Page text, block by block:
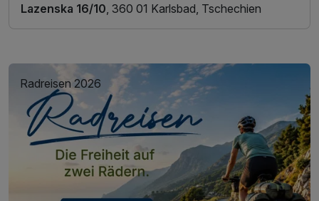
Lazenska 16/10 , 360 01 Karlsbad, Tschechien
Radreisen 2026